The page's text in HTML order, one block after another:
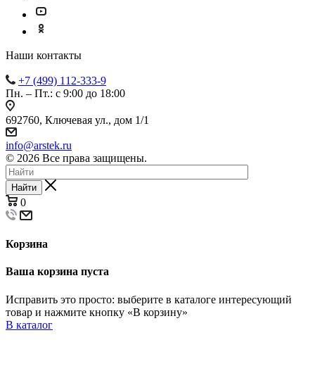
Наши контакты
+7 (499) 112-333-9
Пн. – Пт.: с 9:00 до 18:00
692760, Ключевая ул., дом 1/1
info@arstek.ru
© 2026 Все права защищены.
Найти
0
Корзина
Ваша корзина пуста
Исправить это просто: выберите в каталоге интересующий
товар и нажмите кнопку «В корзину»
В каталог